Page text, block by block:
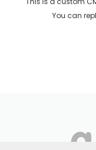
FURTHER
Dr. Feil Strategy
You can